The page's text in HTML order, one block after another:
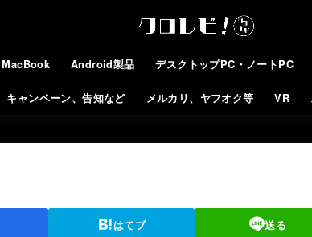
MacBook Android製品 デスクトップPC・ノートPC
キャンペーン、告知など メルカリ、ヤフオク等 VR
はてブ 送る